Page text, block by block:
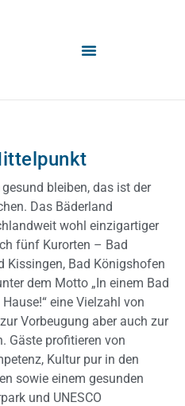
bleiben, das ist der
Das Bäderland
wohl einzigartiger
fünf Kurorten – Bad
Kissingen, Bad Königshofen
dem Motto „In einem Bad
eine Vielzahl von
Vorbeugung aber auch zur
Gäste profitieren von
Kultur pur in den
sowie einem gesunden
und UNESCO